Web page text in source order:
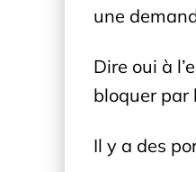
une
Dire oui à
bloquer par
Il y a des